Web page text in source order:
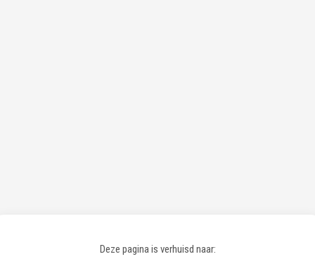
Deze pagina is verhuisd naar: